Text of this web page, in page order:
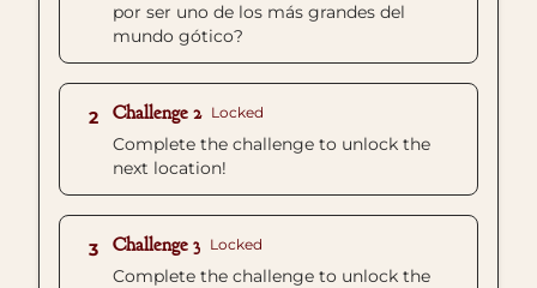
por ser uno de los más grandes del
mundo gótico?
2 Challenge 2 Locked
Complete the challenge to unlock the
next location!
3 Challenge 3 Locked
Complete the challenge to unlock the